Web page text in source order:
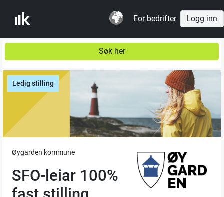
For bedrifter Logg inn
Søk her
Ledig stilling
Øygarden kommune
SFO-leiar 100%